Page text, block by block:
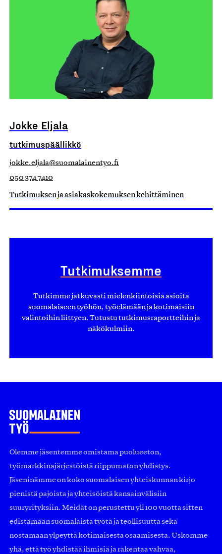
Jokke Eljala
tutkimuspäällikkö
jokke.eljala@suomalainentyo.fi
050 374 7410
Tutkimuksen ja asiakaskokemuksen kehittäminen
Tutkimuksemme
Tutkimme jatkuvasti mielenkiintoisia asioita
suomalaiseen työhön, työelämään ja kotimaisiin
valintoihin liittyen. Tutustu tutkimusraportteihin ja
näkökulmiin.
Olemme jäsentemme omistama puolueeton,
työmarkkinajärjestöistä riippumaton yhdistys.
Jäseninämme on koko suomalaisen yhteiskunnan kirjo
pienistä pajoista ja yhteisöistä kansainvälisiin
suuryrityksiin. Meidät on perustettu yli 100 vuotta sitten
edistämään suomalaista työtä ja teollisuutta sekä
nostamaan ylpeyttä kotimaisesta osaamisesta. Uskomme
yhä, että työ yhdistää ihmisiä ja rakentaa vahvaa,